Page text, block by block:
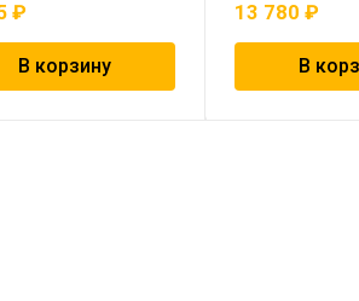
₽
В корзину
13 780₽
В